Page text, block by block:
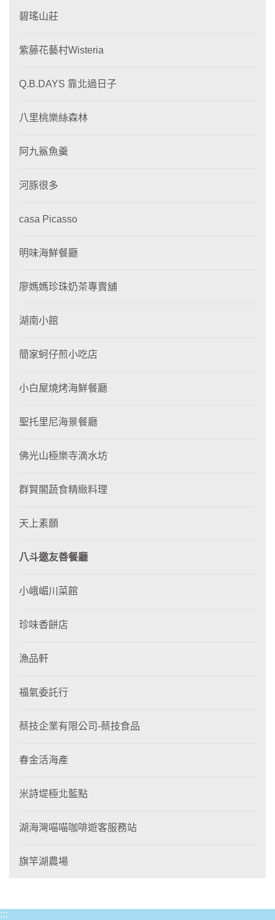
碧瑤山莊
紫藤花藝村Wisteria
Q.B.DAYS 靠北過日子
八里桃樂絲森林
阿九鯊魚羹
河豚很多
casa Picasso
明味海鮮餐廳
廖媽媽珍珠奶茶專賣舖
湖南小館
簡家蚵仔煎小吃店
小白屋燒烤海鮮餐廳
聖托里尼海景餐廳
佛光山極樂寺滴水坊
群賢閣蔬食精緻料理
天上素願
八斗邀友善餐廳
小峨嵋川菜館
珍味香餅店
漁品軒
福氣委託行
蔡技企業有限公司-蔡技食品
春金活海產
米詩堤極北藍點
湖海灣喵喵咖啡遊客服務站
旗竿湖農場
:::